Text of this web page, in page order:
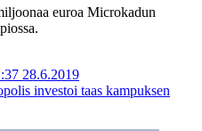
euroa Microkadun
28.6.2019
investoi taas kampuksen